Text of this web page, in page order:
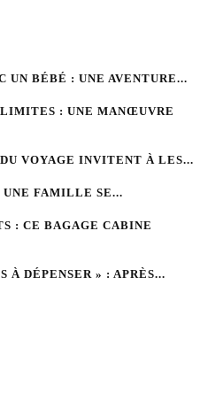
UN BÉBÉ : UNE AVENTURE...
LIMITES : UNE MANŒUVRE
VOYAGE INVITENT À LES...
FAMILLE SE...
: CE BAGAGE CABINE
À DÉPENSER » : APRÈS...